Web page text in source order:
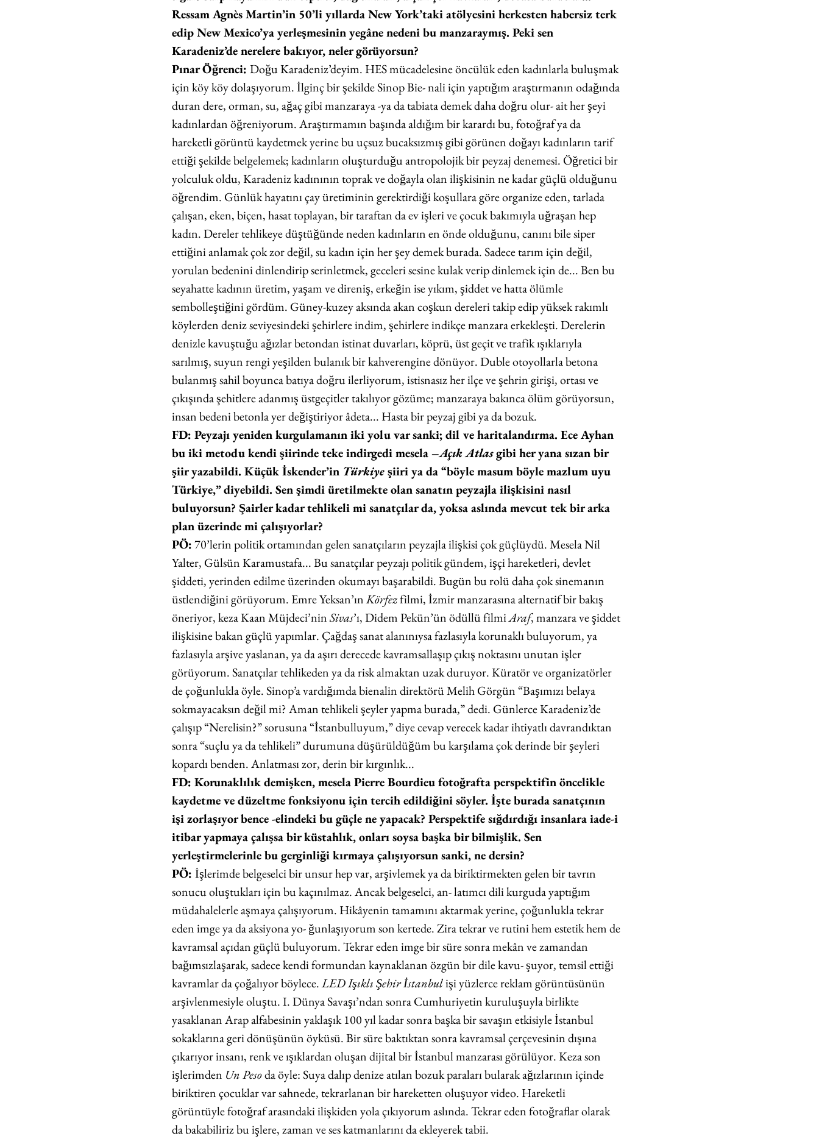
Ressam Agnès Martin’in 50’li yıllarda New York’taki atölyesini herkesten habersiz terk
edip New Mexico’ya yerleşmesinin yegâne nedeni bu manzaraymış. Peki sen
Karadeniz’de nerelere bakıyor, neler görüyorsun?
Pınar Öğrenci: Doğu Karadeniz’deyim. HES mücadelesine öncülük eden kadınlarla buluşmak
için köy köy dolaşıyorum. İlginç bir şekilde Sinop Bie- nali için yaptığım araştırmanın odağında
duran dere, orman, su, ağaç gibi manzaraya -ya da tabiata demek daha doğru olur- ait her şeyi
kadınlardan öğreniyorum. Araştırmamın başında aldığım bir karardı bu, fotoğraf ya da
hareketli görüntü kaydetmek yerine bu uçsuz bucaksızmış gibi görünen doğayı kadınların tarif
ettiği şekilde belgelemek; kadınların oluşturduğu antropolojik bir peyzaj denemesi. Öğretici bir
yolculuk oldu, Karadeniz kadınının toprak ve doğayla olan ilişkisinin ne kadar güçlü olduğunu
öğrendim. Günlük hayatını çay üretiminin gerektirdiği koşullara göre organize eden, tarlada
çalışan, eken, biçen, hasat toplayan, bir taraftan da ev işleri ve çocuk bakımıyla uğraşan hep
kadın. Dereler tehlikeye düştüğünde neden kadınların en önde olduğunu, canını bile siper
ettiğini anlamak çok zor değil, su kadın için her şey demek burada. Sadece tarım için değil,
yorulan bedenini dinlendirip serinletmek, geceleri sesine kulak verip dinlemek için de... Ben bu
seyahatte kadının üretim, yaşam ve direniş, erkeğin ise yıkım, şiddet ve hatta ölümle
sembolleştiğini gördüm. Güney-kuzey aksında akan coşkun dereleri takip edip yüksek rakımlı
köylerden deniz seviyesindeki şehirlere indim, şehirlere indikçe manzara erkekleşti. Derelerin
denizle kavuştuğu ağızlar betondan istinat duvarları, köprü, üst geçit ve trafik ışıklarıyla
sarılmış, suyun rengi yeşilden bulanık bir kahverengine dönüyor. Duble otoyollarla betona
bulanmış sahil boyunca batıya doğru ilerliyorum, istisnasız her ilçe ve şehrin girişi, ortası ve
çıkışında şehitlere adanmış üstgeçitler takılıyor gözüme; manzaraya bakınca ölüm görüyorsun,
insan bedeni betonla yer değiştiriyor âdeta... Hasta bir peyzaj gibi ya da bozuk.
FD: Peyzajı yeniden kurgulamanın iki yolu var sanki; dil ve haritalandırma. Ece Ayhan
bu iki metodu kendi şiirinde teke indirgedi mesela –Açık Atlas gibi her yana sızan bir
şiir yazabildi. Küçük İskender’in Türkiye şiiri ya da “böyle masum böyle mazlum uyu
Türkiye,” diyebildi. Sen şimdi üretilmekte olan sanatın peyzajla ilişkisini nasıl
buluyorsun? Şairler kadar tehlikeli mi sanatçılar da, yoksa aslında mevcut tek bir arka
plan üzerinde mi çalışıyorlar?
PÖ: 70’lerin politik ortamından gelen sanatçıların peyzajla ilişkisi çok güçlüydü. Mesela Nil
Yalter, Gülsün Karamustafa... Bu sanatçılar peyzajı politik gündem, işçi hareketleri, devlet
şiddeti, yerinden edilme üzerinden okumayı başarabildi. Bugün bu rolü daha çok sinemanın
üstlendiğini görüyorum. Emre Yeksan’ın Körfez filmi, İzmir manzarasına alternatif bir bakış
öneriyor, keza Kaan Müjdeci’nin Sivas’ı, Didem Pekün’ün ödüllü filmi Araf, manzara ve şiddet
ilişkisine bakan güçlü yapımlar. Çağdaş sanat alanınıysa fazlasıyla korunaklı buluyorum, ya
fazlasıyla arşive yaslanan, ya da aşırı derecede kavramsallaşıp çıkış noktasını unutan işler
görüyorum. Sanatçılar tehlikeden ya da risk almaktan uzak duruyor. Küratör ve organizatörler
de çoğunlukla öyle. Sinop’a vardığımda bienalin direktörü Melih Görgün “Başımızı belaya
sokmayacaksın değil mi? Aman tehlikeli şeyler yapma burada,” dedi. Günlerce Karadeniz’de
çalışıp “Nerelisin?” sorusuna “İstanbulluyum,” diye cevap verecek kadar ihtiyatlı davrandıktan
sonra “suçlu ya da tehlikeli” durumuna düşürüldüğüm bu karşılama çok derinde bir şeyleri
kopardı benden. Anlatması zor, derin bir kırgınlık...
FD: Korunaklılık demişken, mesela Pierre Bourdieu fotoğrafta perspektifin öncelikle
kaydetme ve düzeltme fonksiyonu için tercih edildiğini söyler. İşte burada sanatçının
işi zorlaşıyor bence -elindeki bu güçle ne yapacak? Perspektife sığdırdığı insanlara iade-i
itibar yapmaya çalışsa bir küstahlık, onları soysa başka bir bilmişlik. Sen
yerleştirmelerinle bu gerginliği kırmaya çalışıyorsun sanki, ne dersin?
PÖ: İşlerimde belgeselci bir unsur hep var, arşivlemek ya da biriktirmekten gelen bir tavrın
sonucu oluştukları için bu kaçınılmaz. Ancak belgeselci, an- latımcı dili kurguda yaptığım
müdahalelerle aşmaya çalışıyorum. Hikâyenin tamamını aktarmak yerine, çoğunlukla tekrar
eden imge ya da aksiyona yo- ğunlaşıyorum son kertede. Zira tekrar ve rutini hem estetik hem de
kavramsal açıdan güçlü buluyorum. Tekrar eden imge bir süre sonra mekân ve zamandan
bağımsızlaşarak, sadece kendi formundan kaynaklanan özgün bir dile kavu- şuyor, temsil ettiği
kavramlar da çoğalıyor böylece. LED Işıklı Şehir İstanbul işi yüzlerce reklam görüntüsünün
arşivlenmesiyle oluştu. I. Dünya Savaşı’ndan sonra Cumhuriyetin kuruluşuyla birlikte
yasaklanan Arap alfabesinin yaklaşık 100 yıl kadar sonra başka bir savaşın etkisiyle İstanbul
sokaklarına geri dönüşünün öyküsü. Bir süre baktıktan sonra kavramsal çerçevesinin dışına
çıkarıyor insanı, renk ve ışıklardan oluşan dijital bir İstanbul manzarası görülüyor. Keza son
işlerimden Un Peso da öyle: Suya dalıp denize atılan bozuk paraları bularak ağızlarının içinde
biriktiren çocuklar var sahnede, tekrarlanan bir hareketten oluşuyor video. Hareketli
görüntüyle fotoğraf arasındaki ilişkiden yola çıkıyorum aslında. Tekrar eden fotoğraflar olarak
da bakabiliriz bu işlere, zaman ve ses katmanlarını da ekleyerek tabii.